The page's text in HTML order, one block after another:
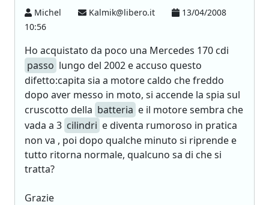
Michel Kalmik@libero.it
13/04/2008
10:56
Ho acquistato da poco una Mercedes 170 cdi
passo lungo del 2002 e accuso questo
difetto:capita sia a motore caldo che freddo
dopo aver messo in moto, si accende la spia sul
cruscotto della batteria e il motore sembra che
vada a 3 cilindri e diventa rumoroso in pratica
non va , poi dopo qualche minuto si riprende e
tutto ritorna normale, qualcuno sa di che si
tratta?
Grazie